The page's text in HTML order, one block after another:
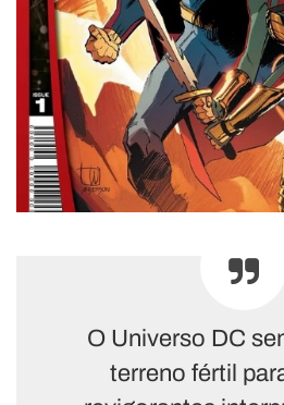
O Universo DC
terreno fértil